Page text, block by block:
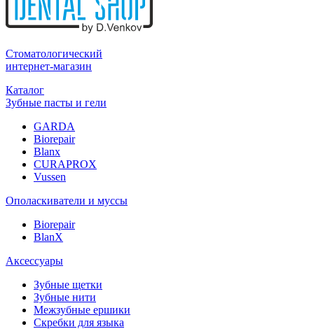
Стоматологический
интернет-магазин
Каталог
Зубные пасты и гели
GARDA
Biorepair
Blanx
CURAPROX
Vussen
Ополаскиватели и муссы
Biorepair
BlanX
Аксессуары
Зубные щетки
Зубные нити
Межзубные ершики
Скребки для языка